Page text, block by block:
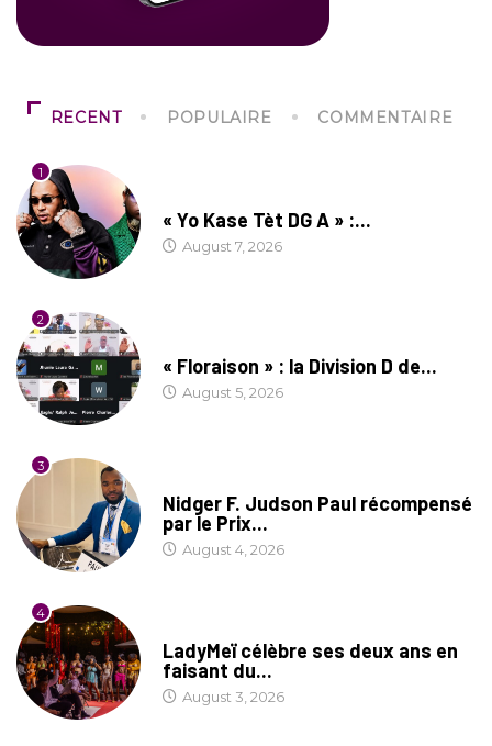
RECENT POPULAIRE COMMENTAIRE
1
« Yo Kase Tèt DG A » :...
August 7, 2026
2
« Floraison » : la Division D de...
August 5, 2026
3
Nidger F. Judson Paul récompensé
par le Prix...
August 4, 2026
4
LadyMeï célèbre ses deux ans en
faisant du...
August 3, 2026